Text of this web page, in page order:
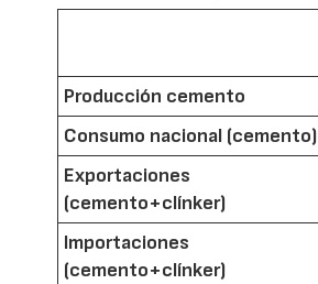
Producción cemento
Consumo nacional (cemento)
Exportaciones
(cemento+clínker)
Importaciones
(cemento+clínker)